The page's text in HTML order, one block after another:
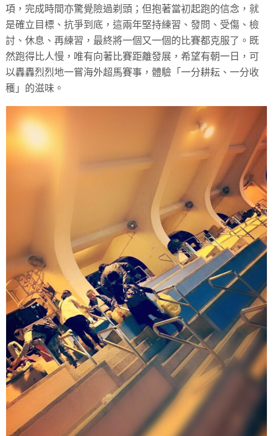
項，完成時間亦驚覺險過剃頭；但抱著當初起跑的信念，就
是確立目標、抗爭到底，這兩年堅持練習、發問、受傷、檢
討、休息、再練習，最終將一個又一個的比賽都克服了。既
然跑得比人慢，唯有向著比賽距離發展，希望有朝一日，可
以轟轟烈烈地一嘗海外超馬賽事，體驗「一分耕耘、一分收
穫」的滋味。